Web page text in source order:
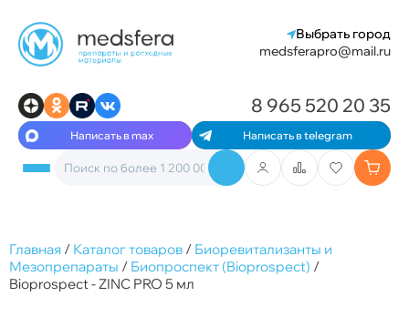
Выбрать город
medsferapro@mail.ru
Написать в max Написать в telegram
8 965 520 20 35
Главная / Каталог товаров / Биоревитализанты и
Мезопрепараты / Биопроспект (Bioprospect) /
Bioprospect - ZINC PRO 5 мл